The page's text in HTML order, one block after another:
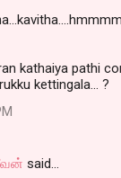
kathaiya pathi
kettingala... ?
said…